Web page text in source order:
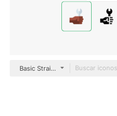
Basic Straight Flat